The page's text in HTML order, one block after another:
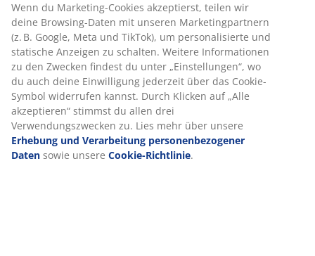
Wenn du Marketing-Cookies akzeptierst, teilen wir
deine Browsing-Daten mit unseren Marketingpartnern
(z. B. Google, Meta und TikTok), um personalisierte und
statische Anzeigen zu schalten. Weitere Informationen
zu den Zwecken findest du unter „Einstellungen“, wo
du auch deine Einwilligung jederzeit über das Cookie-
Symbol widerrufen kannst. Durch Klicken auf „Alle
akzeptieren“ stimmst du allen drei
Verwendungszwecken zu. Lies mehr über unsere
Erhebung und Verarbeitung personenbezogener
Daten sowie unsere Cookie-Richtlinie.